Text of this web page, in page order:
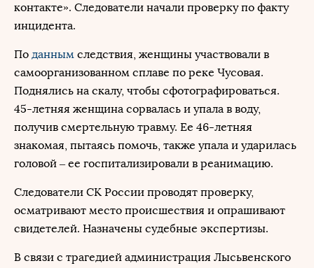
контакте». Следователи начали проверку по факту
инцидента.
По данным следствия, женщины участвовали в
самоорганизованном сплаве по реке Чусовая.
Поднялись на скалу, чтобы сфотографироваться.
45-летняя женщина сорвалась и упала в воду,
получив смертельную травму. Ее 46-летняя
знакомая, пытаясь помочь, также упала и ударилась
головой – ее госпитализировали в реанимацию.
Следователи СК России проводят проверку,
осматривают место происшествия и опрашивают
свидетелей. Назначены судебные экспертизы.
В связи с трагедией администрация Лысьвенского